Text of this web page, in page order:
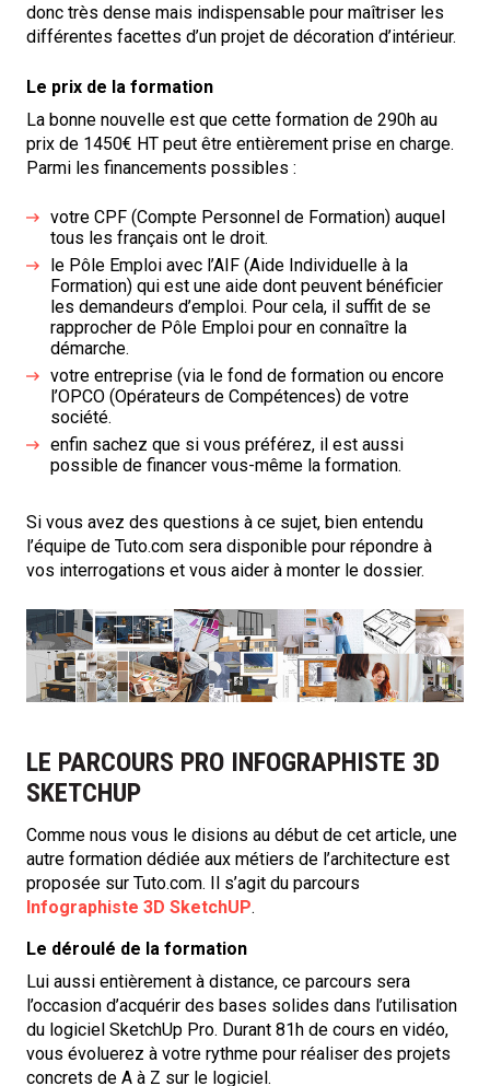
donc très dense mais indispensable pour maîtriser les
différentes facettes d’un projet de décoration d’intérieur.
Le prix de la formation
La bonne nouvelle est que cette formation de 290h au
prix de 1450€ HT peut être entièrement prise en charge.
Parmi les financements possibles :
votre CPF (Compte Personnel de Formation) auquel
tous les français ont le droit.
le Pôle Emploi avec l’AIF (Aide Individuelle à la
Formation) qui est une aide dont peuvent bénéficier
les demandeurs d’emploi. Pour cela, il suffit de se
rapprocher de Pôle Emploi pour en connaître la
démarche.
votre entreprise (via le fond de formation ou encore
l’OPCO (Opérateurs de Compétences) de votre
société.
enfin sachez que si vous préférez, il est aussi
possible de financer vous-même la formation.
Si vous avez des questions à ce sujet, bien entendu
l’équipe de Tuto.com sera disponible pour répondre à
vos interrogations et vous aider à monter le dossier.
LE PARCOURS PRO INFOGRAPHISTE 3D
SKETCHUP
Comme nous vous le disions au début de cet article, une
autre formation dédiée aux métiers de l’architecture est
proposée sur Tuto.com. Il s’agit du parcours
Infographiste 3D SketchUP.
Le déroulé de la formation
Lui aussi entièrement à distance, ce parcours sera
l’occasion d’acquérir des bases solides dans l’utilisation
du logiciel SketchUp Pro. Durant 81h de cours en vidéo,
vous évoluerez à votre rythme pour réaliser des projets
concrets de A à Z sur le logiciel.